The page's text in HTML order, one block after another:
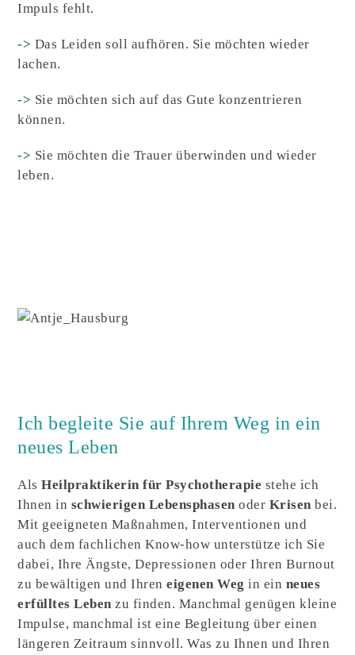
Impuls fehlt.
-> Das Leiden soll aufhören. Sie möchten wieder
lachen.
-> Sie möchten sich auf das Gute konzentrieren
können.
-> Sie möchten die Trauer überwinden und wieder
leben.
Ich begleite Sie auf Ihrem Weg in ein
neues Leben
AlsHeilpraktikerin für Psychotherapie stehe ich
Ihnen in schwierigen Lebensphasen oder Krisen bei.
Mit geeigneten Maßnahmen, Interventionen und
auch dem fachlichen Know-how unterstütze ich Sie
dabei, Ihre Ängste, Depressionen oder Ihren Burnout
zu bewältigen und Ihreneigenen Weg in ein neues
erfülltes Leben zu finden. Manchmal genügen kleine
Impulse, manchmal ist eine Begleitung über einen
längeren Zeitraum sinnvoll. Was zu Ihnen und Ihren